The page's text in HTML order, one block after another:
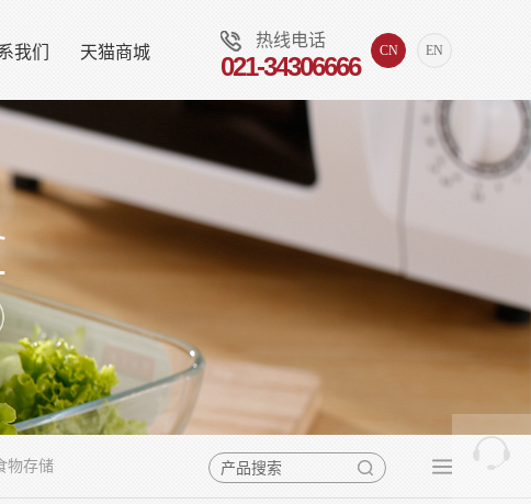
热线电话
021-34306666
CN EN
我们 天猫商城
物存储